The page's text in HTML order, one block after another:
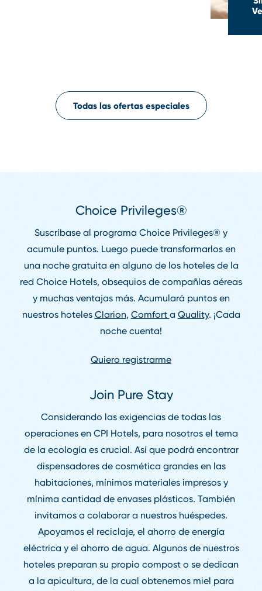
Todas las ofertas especiales
Choice Privileges®
Suscríbase al programa Choice Privileges® y
acumule puntos. Luego puede transformarlos en
una noche gratuita en alguno de los hoteles de la
red Choice Hotels, obsequios de compañías aéreas
y muchas ventajas más. Acumulará puntos en
nuestros hoteles Clarion, Comfort a Quality. ¡Cada
noche cuenta!
Quiero registrarme
Join Pure Stay
Considerando las exigencias de todas las
operaciones en CPI Hotels, para nosotros el tema
de la ecología es crucial. Así que podrá encontrar
dispensadores de cosmética grandes en las
habitaciones, mínimos materiales impresos y
mínima cantidad de envases plásticos. También
invitamos a colaborar a nuestros huéspedes.
Apoyamos el reciclaje, el ahorro de energía
eléctrica y el ahorro de agua. Algunos de nuestros
hoteles preparan su propio compost o se dedican
a la apicultura, de la cual obtenemos miel para